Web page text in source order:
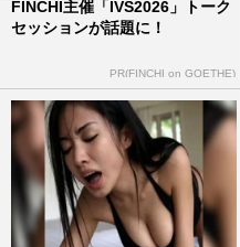
の『吉野家
抑えた1位
週刊女性2026年
映画『マイ
〈100億円
一転した映
週刊女性PRIME
FINCHI主催「IVS2026」トーク
セッションが話題に！
PR(FINCHI on GOETHE)